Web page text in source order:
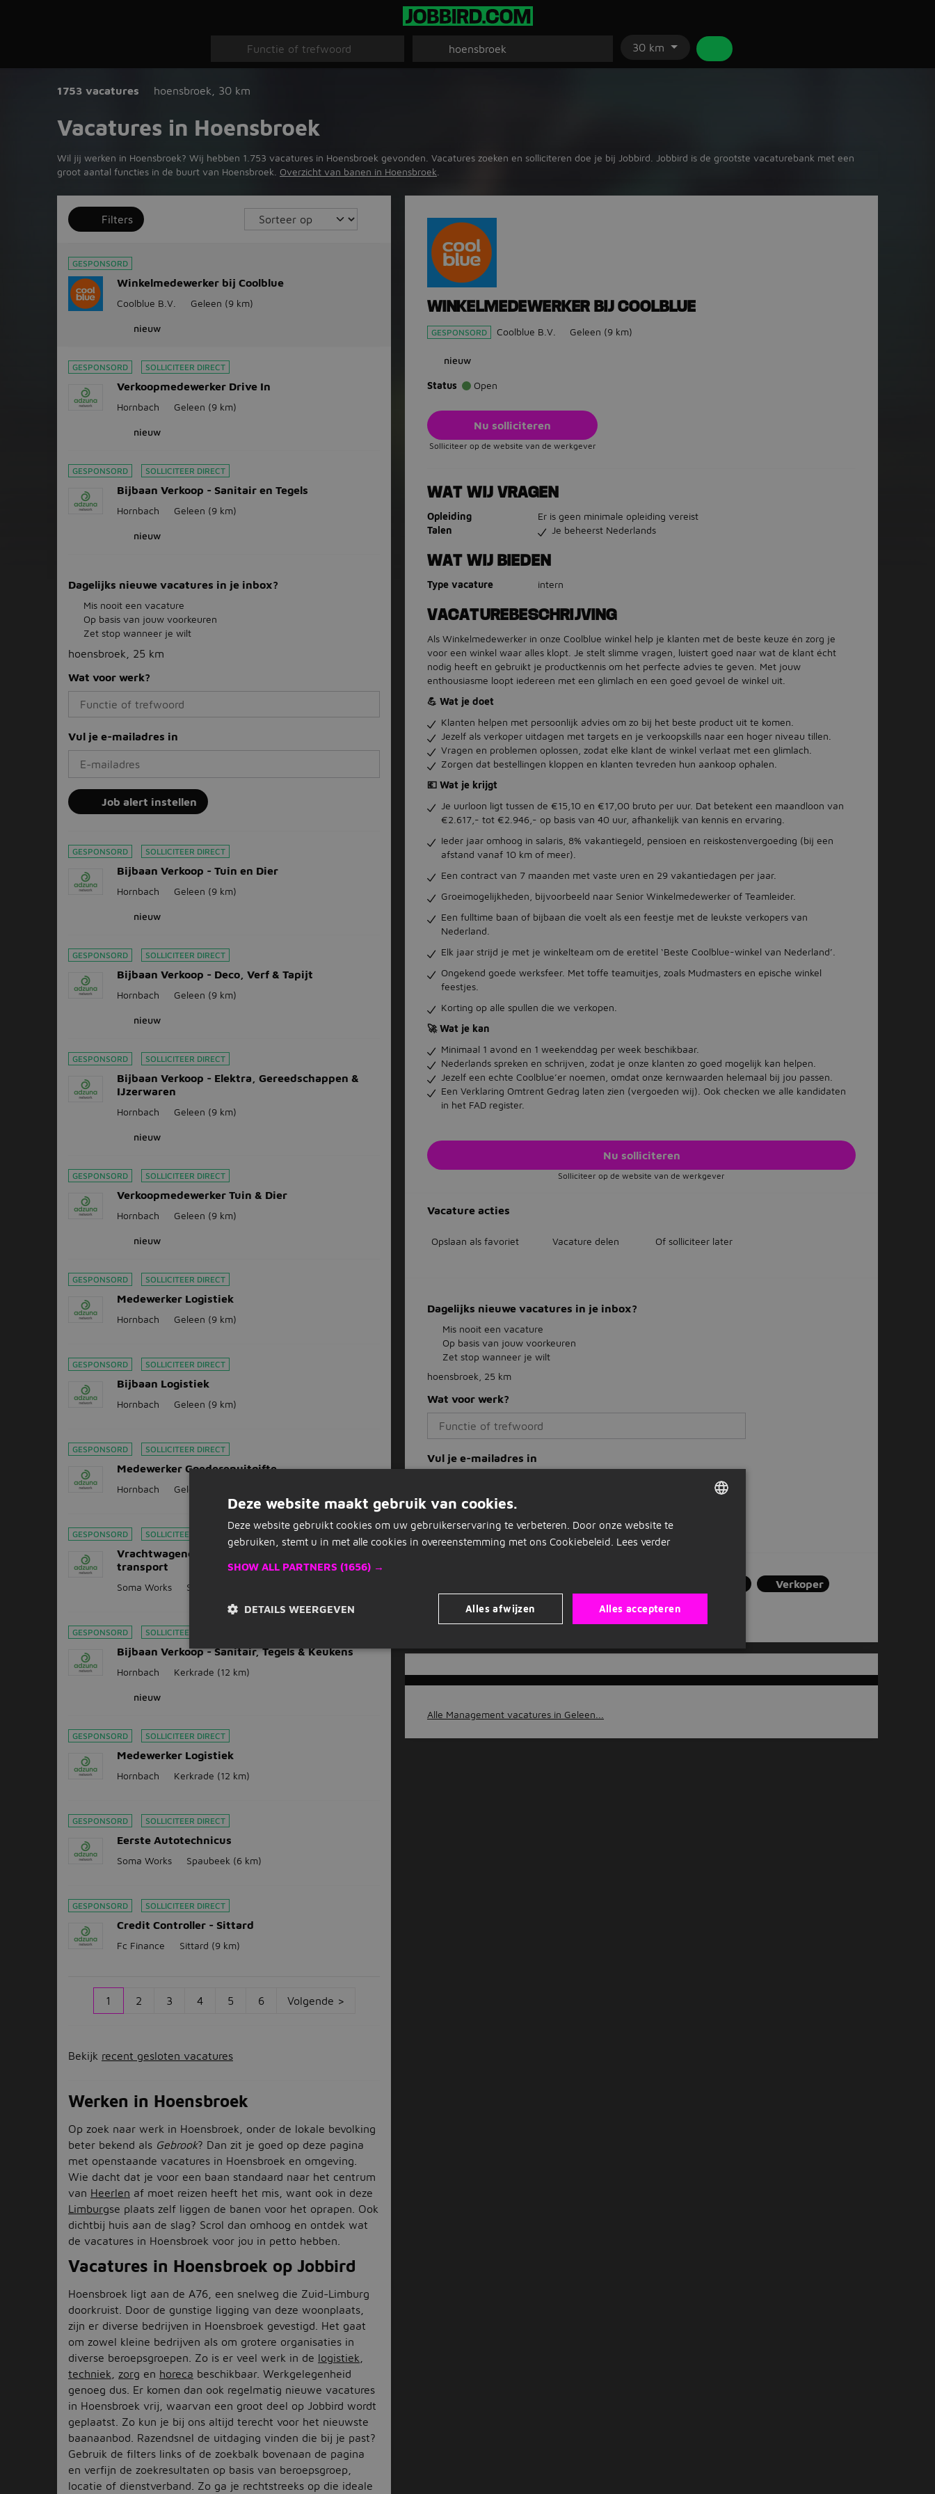
30 km
1753 vacatures hoensbroek 30 km
Vacatures in Hoensbroek
Wil jij werken in Hoensbroek? Wij hebben 1.753 vacatures in Hoensbroek gevonden. Vacatures zoeken en solliciteren doe je bij Jobbird. Jobbird is de grootste vacaturebank met een
groot aantal functies in de buurt van Hoensbroek. Overzicht van banen in Hoensbroek
Filters
GESPONSORD
Winkelmedewerker bij Coolblue
Coolblue B.V. Geleen (9 km)
nieuw
GESPONSORD SOLLICITEER DIRECT
Verkoopmedewerker Drive In
Hornbach Geleen (9 km)
nieuw
GESPONSORD SOLLICITEER DIRECT
Bijbaan Verkoop - Sanitair en Tegels
Hornbach Geleen (9 km)
nieuw
Dagelijks nieuwe vacatures in je inbox?
Mis nooit een vacature
Op basis van jouw voorkeuren
Zet stop wanneer je wilt
hoensbroek, 25 km
Wat voor werk?
Vul je e-mailadres in
Job alert instellen
GESPONSORD SOLLICITEER DIRECT
Bijbaan Verkoop - Tuin en Dier
Hornbach Geleen (9 km)
nieuw
GESPONSORD SOLLICITEER DIRECT
Bijbaan Verkoop - Deco, Verf & Tapijt
Hornbach Geleen (9 km)
nieuw
GESPONSORD SOLLICITEER DIRECT
Bijbaan Verkoop - Elektra, Gereedschappen &
IJzerwaren
Hornbach Geleen (9 km)
nieuw
GESPONSORD SOLLICITEER DIRECT
Verkoopmedewerker Tuin & Dier
Hornbach Geleen (9 km)
nieuw
GESPONSORD SOLLICITEER DIRECT
Medewerker Logistiek
Hornbach Geleen (9 km)
GESPONSORD SOLLICITEER DIRECT
Bijbaan Logistiek
Hornbach Geleen (9 km)
GESPONSORD SOLLICITEER DIRECT
Medewerker Goederenuitgifte
Hornbach Geleen
GESPONSORD SOLLICITEER DIRECT
Vrachtwagenchauffeur CE - Regionaal
transport
Soma Works Sittard
GESPONSORD SOLLICITEER DIRECT
Bijbaan Verkoop - Sanitair, Tegels & Keukens
Hornbach Kerkrade (12 km)
nieuw
GESPONSORD SOLLICITEER DIRECT
Medewerker Logistiek
Hornbach Kerkrade (12 km)
GESPONSORD SOLLICITEER DIRECT
Eerste Autotechnicus
Soma Works Spaubeek (6 km)
GESPONSORD SOLLICITEER DIRECT
Credit Controller - Sittard
Fc Finance Sittard (9 km)
1 2 3 4 5 6 Volgende >
Bekijk recent gesloten vacatures
Werken in Hoensbroek
Op zoek naar werk in Hoensbroek, onder de lokale bevolking
beter bekend als Gebrook? Dan zit je goed op deze pagina
met openstaande vacatures in Hoensbroek en omgeving.
Wie dacht dat je voor een baan standaard naar het centrum
van Heerlen af moet reizen heeft het mis, want ook in deze
Limburgse plaats zelf liggen de banen voor het oprapen. Ook
dichtbij huis aan de slag? Scrol dan omhoog en ontdek wat
de vacatures in Hoensbroek voor jou in petto hebben.
Vacatures in Hoensbroek op Jobbird
Hoensbroek ligt aan de A76, een snelweg die Zuid-Limburg
doorkruist. Door de gunstige ligging van deze woonplaats,
zijn er diverse bedrijven in Hoensbroek gevestigd. Het gaat
om zowel kleine bedrijven als om grotere organisaties in
diverse beroepsgroepen. Zo is er veel werk in de logistiek
techniek
zorg en horeca beschikbaar. Werkgelegenheid
genoeg dus. Er komen dan ook regelmatig nieuwe vacatures
in Hoensbroek vrij, waarvan een groot deel op Jobbird wordt
geplaatst. Zo kun je bij ons altijd terecht voor het nieuwste
baanaanbod. Razendsnel de uitdaging vinden die bij je past?
Gebruik de filters links of de zoekbalk bovenaan de pagina
en verfijn de zoekresultaten op basis van beroepsgroep,
locatie of dienstverband. Zo ga je rechtstreeks op die ideale
WINKELMEDEWERKER BIJ COOLBLUE
GESPONSORD Coolblue B.V. Geleen (9 km)
nieuw
Status Open
Nu solliciteren
Solliciteer op de website van de werkgever
WAT WIJ VRAGEN
Opleiding
Er is geen minimale opleiding vereist
Talen
Je beheerst Nederlands
WAT WIJ BIEDEN
Type vacature intern
VACATUREBESCHRIJVING
Als Winkelmedewerker in onze Coolblue winkel help je klanten met de beste keuze én zorg je
voor een winkel waar alles klopt. Je stelt slimme vragen, luistert goed naar wat de klant écht
nodig heeft en gebruikt je productkennis om het perfecte advies te geven. Met jouw
enthousiasme loopt iedereen met een glimlach en een goed gevoel de winkel uit.
💪 Wat je doet
Klanten helpen met persoonlijk advies om zo bij het beste product uit te komen.
Jezelf als verkoper uitdagen met targets en je verkoopskills naar een hoger niveau tillen.
Vragen en problemen oplossen, zodat elke klant de winkel verlaat met een glimlach.
Zorgen dat bestellingen kloppen en klanten tevreden hun aankoop ophalen.
💶 Wat je krijgt
Je uurloon ligt tussen de €15,10 en €17,00 bruto per uur. Dat betekent een maandloon van
€2.617,- tot €2.946,- op basis van 40 uur, afhankelijk van kennis en ervaring.
Ieder jaar omhoog in salaris, 8% vakantiegeld, pensioen en reiskostenvergoeding (bij een
afstand vanaf 10 km of meer).
Een contract van 7 maanden met vaste uren en 29 vakantiedagen per jaar.
Groeimogelijkheden, bijvoorbeeld naar Senior Winkelmedewerker of Teamleider.
Een fulltime baan of bijbaan die voelt als een feestje met de leukste verkopers van
Nederland.
Elk jaar strijd je met je winkelteam om de eretitel ‘Beste Coolblue-winkel van Nederland’.
Ongekend goede werksfeer. Met toffe teamuitjes, zoals Mudmasters en epische winkel
feestjes.
Korting op alle spullen die we verkopen.
🚀 Wat je kan
Minimaal 1 avond en 1 weekenddag per week beschikbaar.
Nederlands spreken en schrijven, zodat je onze klanten zo goed mogelijk kan helpen.
Jezelf een echte Coolblue’er noemen, omdat onze kernwaarden helemaal bij jou passen.
Een Verklaring Omtrent Gedrag laten zien (vergoeden wij). Ook checken we alle kandidaten
in het FAD register.
Nu solliciteren
Solliciteer op de website van de werkgever
Vacature acties
Opslaan als favoriet Vacature delen Of solliciteer later
Dagelijks nieuwe vacatures in je inbox?
Mis nooit een vacature
Op basis van jouw voorkeuren
Zet stop wanneer je wilt
hoensbroek, 25 km
Wat voor werk?
Vul je e-mailadres in
Job alert instellen
Verkoper
Winkelmedewerker
Alle Management vacatures in Geleen...
Deze website maakt gebruik van cookies.
Deze website gebruikt cookies om uw gebruikerservaring te verbeteren. Door onze website te
gebruiken, stemt u in met alle cookies in overeenstemming met ons Cookiebeleid. Lees verder
SHOW ALL PARTNERS (1656) →
Alles accepteren
Alles afwijzen
DETAILS WEERGEVEN